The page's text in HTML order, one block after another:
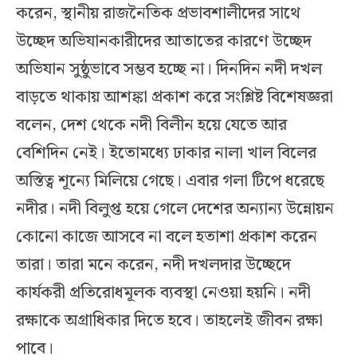
করেন, স্থানীয় রাজনৈতিক প্রভাবশালীদের সাথে
উচ্ছেদ অভিযানকারীদের আতাতের কারণে উচ্ছেদ
অভিযান সুষ্ঠুভাবে সম্ভব হচ্ছে না। দিনদিন নদী দখল
বাড়তে থাকায় আশঙ্কা প্রকাশ করে সংশ্লিষ্ট বিশেষজ্ঞরা
বলেন, দেশ থেকে নদী বিলীন হয়ে যেতে আর
বেশিদিন নেই। ইতোমধ্যে ঢাকার নালা খাল বিলের
অস্তিত্ব শূন্যে মিলিয়ে গেছে। এবার গলা টিপে ধরেছে
নদীর। নদী বিলুপ্ত হয়ে গেলে দেশের অন্যান্য উন্নোয়ন
কোনো কাজে আসবে না বলে হতাশা প্রকাশ করেন
তারা। তারা মনে করেন, নদী দখলদার উচ্ছেদে
কার্যকরী প্রতিরোধমূলক ব্যবস্থা নেওয়া হয়নি। নদী
রক্ষাকে অগ্রাধিকার দিতে হবে। তাহলেই জীবন রক্ষা
পাবে।